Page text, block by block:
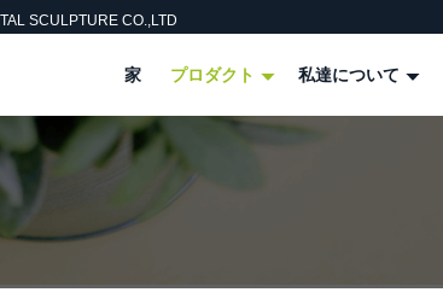
SCULPTURE CO.,LTD
家 プロダクト 私達について